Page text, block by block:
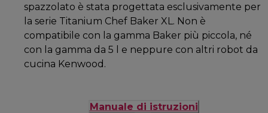
spazzolato è stata progettata esclusivamente per
la serie Titanium Chef Baker XL. Non è
compatibile con la gamma Baker più piccola, né
con la gamma da 5 l e neppure con altri robot da
cucina Kenwood.
Manuale di istruzioni